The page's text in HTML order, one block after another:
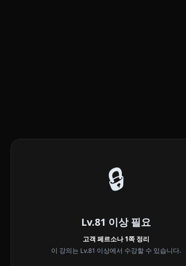
🔒
Lv.81 이상 필요
고객 페르소나 1쪽 정리
이 강의는 Lv.81 이상에서 수강할 수 있습니다.